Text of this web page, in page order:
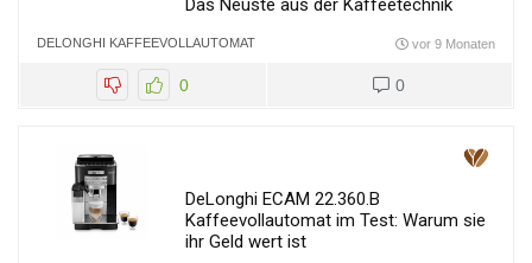
Das Neuste aus der Kaffeetechnik
DELONGHI KAFFEEVOLLAUTOMAT vor 9 Monaten
0 0
DeLonghi ECAM 22.360.B
Kaffeevollautomat im Test: Warum sie
ihr Geld wert ist